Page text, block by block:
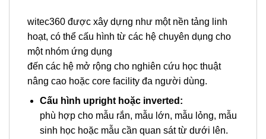
witec360 được xây dựng như một nền tảng linh
hoạt, có thể cấu hình từ các hệ chuyên dụng cho
một nhóm ứng dụng
đến các hệ mở rộng cho nghiên cứu học thuật
nâng cao hoặc core facility đa người dùng.
Cấu hình upright hoặc inverted:
phù hợp cho mẫu rắn, mẫu lớn, mẫu lỏng, mẫu
sinh học hoặc mẫu cần quan sát từ dưới lên.